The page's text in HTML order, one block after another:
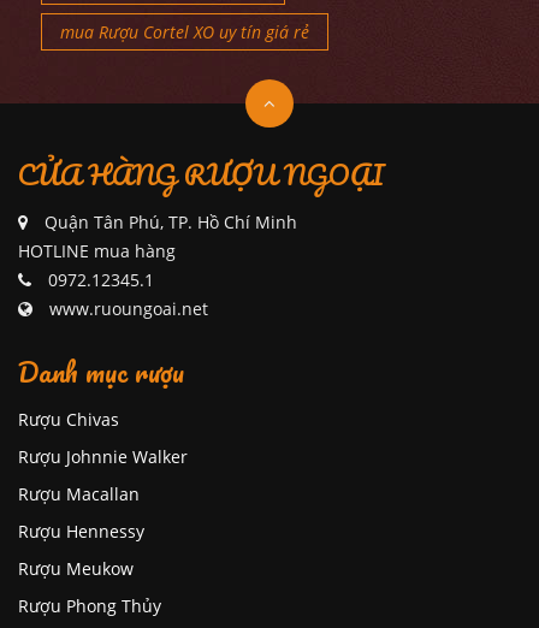
mua Rượu Cortel XO uy tín giá rẻ
CỬA HÀNG RƯỢU NGOẠI
Quận Tân Phú, TP. Hồ Chí Minh
HOTLINE mua hàng
0972.12345.1
www.ruoungoai.net
Danh mục rượu
Rượu Chivas
Rượu Johnnie Walker
Rượu Macallan
Rượu Hennessy
Rượu Meukow
Rượu Phong Thủy